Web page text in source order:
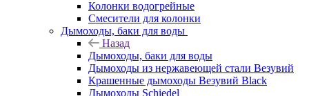
Колонки водогрейные
Смесители для колонки
Дымоходы, баки для воды
Назад
Дымоходы, баки для воды
Дымоходы из нержавеющей стали Везувий
Крашенные дымоходы Везувий Black
Дымоходы Schiedel